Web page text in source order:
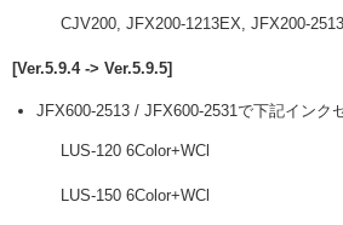
CJV200, JFX200-1213EX, JFX200-
[Ver.5.9.4 -> Ver.5.9.5]
JFX600-2513 / JFX600-2531で下記インク
LUS-120 6Color+WCl
LUS-150 6Color+WCl